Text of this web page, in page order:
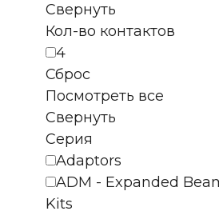
Свернуть
Кол-во контактов
4
Сброс
Посмотреть все
Свернуть
Серия
Adaptors
ADM - Expanded
Kits